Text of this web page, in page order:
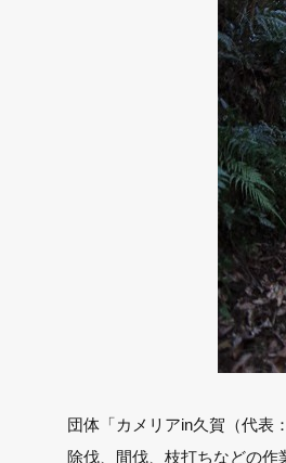
団体「カメリアin久賀（代表
除伐、間伐、枝打ちなどの